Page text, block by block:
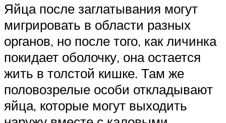
Яйца после заглатывания могут
мигрировать в области разных
органов, но после того, как личинка
покидает оболочку, она остается
жить в толстой кишке. Там же
половозрелые особи откладывают
яйца, которые могут выходить